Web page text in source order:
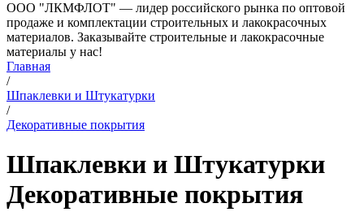
ООО "ЛКМФЛОТ" — лидер российского рынка по оптовой
продаже и комплектации строительных и лакокрасочных
материалов. Заказывайте строительные и лакокрасочные
материалы у нас!
Главная
/
Шпаклевки и Штукатурки
/
Декоративные покрытия
Шпаклевки и Штукатурки
Декоративные покрытия